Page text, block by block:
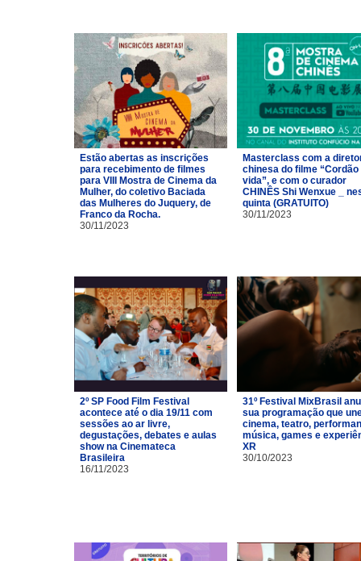
Estão abertas as inscrições
para recebimento de filmes
para VIII Mostra de Cinema da
Mulher, do coletivo Baciada
das Mulheres do Juquery, de
Franco da Rocha.
30/11/2023
Masterclass com a
chinesa do filme “Cordão
vida”, e com o curador
CHINÊS Shi Wenxue _
quinta (GRATUITO)
30/11/2023
2º SP Food Film Festival
acontece até o dia 19/11 com
sessões ao ar livre,
degustações, debates e aulas
show na Cinemateca
Brasileira
16/11/2023
31º Festival MixBrasil
sua programação que
cinema, teatro,
música, games e
XR
30/10/2023